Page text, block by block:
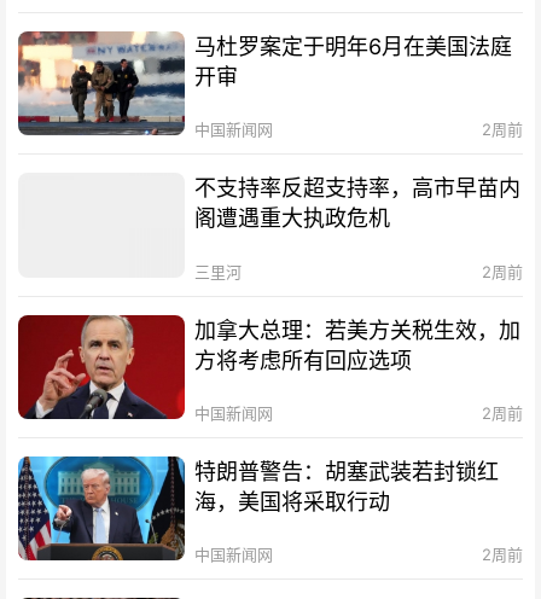
马杜罗案定于明年6月在美国法庭
开审
中国新闻网 2周前
不支持率反超支持率，高市早苗内
阁遭遇重大执政危机
三里河 2周前
加拿大总理：若美方关税生效，加
方将考虑所有回应选项
中国新闻网 2周前
特朗普警告：胡塞武装若封锁红
海，美国将采取行动
中国新闻网 2周前